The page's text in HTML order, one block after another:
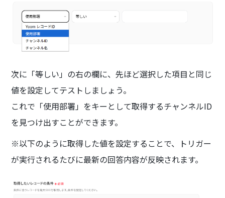
次に「等しい」の右の欄に、先ほど選択した項目と同じ
値を設定してテストしましょう。
これで「使用部署」をキーとして取得するチャンネルID
を見つけ出すことができます。
※以下のように取得した値を設定することで、トリガー
が実行されるたびに最新の回答内容が反映されます。